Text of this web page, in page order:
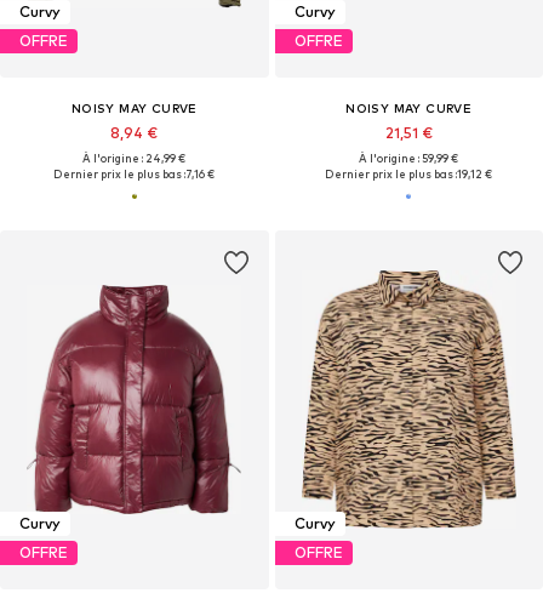
Curvy
OFFRE
NOISY MAY CURVE
8,94 €
À l'origine : 24,99 €
Dernier prix le plus bas :7,16 €
Curvy
OFFRE
NOISY MAY CURVE
21,51 €
À l'origine : 59,99 €
Dernier prix le plus bas :19,12 €
Curvy
OFFRE
Curvy
OFFRE